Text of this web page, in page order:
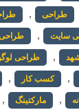
طراحی ,
سایت , طراحی
, طراحی
, کسب کار ,
, مارکتینگ ,